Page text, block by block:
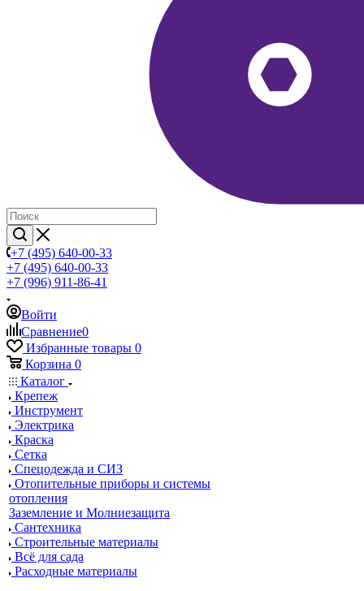
+7 (495) 640-00-33
+7 (495) 640-00-33
+7 (996) 911-86-41
Войти
Сравнение0
Избранные товары 0
Корзина 0
Каталог
Крепеж
Инструмент
Электрика
Краска
Сетка
Спецодежда и СИЗ
Отопительные приборы и системы
отопления
Заземление и Молниезащита
Сантехника
Строительные материалы
Всё для сада
Расходные материалы